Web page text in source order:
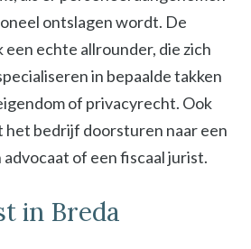
ontslagen wordt. De
echte allrounder, die zich
in bepaalde takken
of privacyrecht. Ook
het bedrijf doorsturen naar een
advocaat of een fiscaal jurist.
in Breda